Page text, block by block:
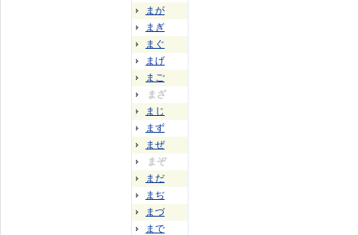
まが
まぎ
まぐ
まげ
まご
まざ
まじ
まず
まぜ
まぞ
まだ
まぢ
まづ
まで